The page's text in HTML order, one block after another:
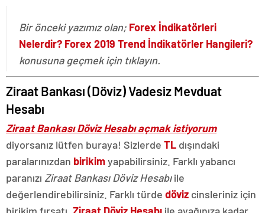
Bir önceki yazımız olan; Forex İndikatörleri
Nelerdir? Forex 2019 Trend İndikatörler Hangileri?
konusuna geçmek için tıklayın.
Ziraat Bankası (Döviz) Vadesiz Mevduat
Hesabı
Ziraat Bankası Döviz Hesabı açmak istiyorum
diyorsanız lütfen buraya! Sizlerde TL dışındaki
paralarınızdan birikimyapabilirsiniz. Farklı yabancı
paranızı Ziraat Bankası Döviz Hesabıile
değerlendirebilirsiniz. Farklı türde döviz cinsleriniz için